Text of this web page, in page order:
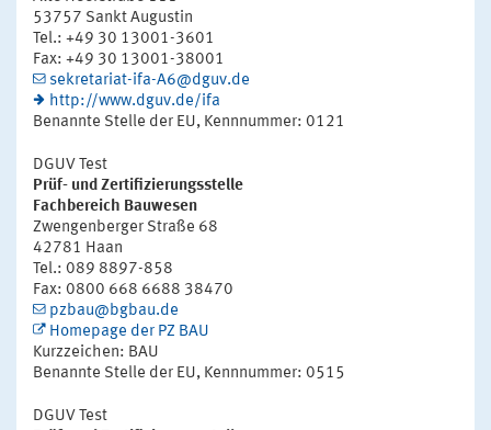
53757 Sankt Augustin
Tel.: +49 30 13001-3601
Fax: +49 30 13001-38001
sekretariat-ifa-A6@dguv.de
http://www.dguv.de/ifa
Benannte Stelle der EU, Kennnummer: 0121
DGUV Test
Prüf- und Zertifizierungsstelle
Fachbereich Bauwesen
Zwengenberger Straße 68
42781 Haan
Tel.: 089 8897-858
Fax: 0800 668 6688 38470
pzbau@bgbau.de
Homepage der PZ BAU
Kurzzeichen: BAU
Benannte Stelle der EU, Kennnummer: 0515
DGUV Test